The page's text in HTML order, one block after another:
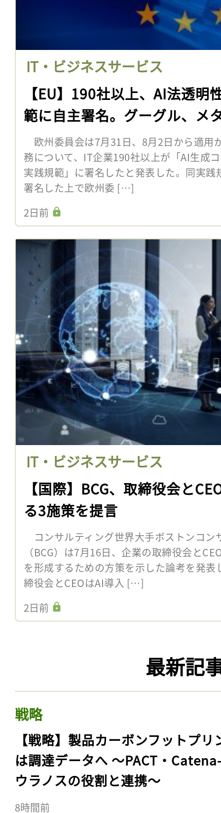
IT・ビジネスサービス
【EU】190社以上、AI法透明
範に自主署名。グーグル、メ
欧州委員会は7月31日、8月2日から適用
務について、IT企業190社以上が「AI生成
実践規範」に署名したと発表した。同実
署名した上で欧州委 […]
2日前
IT・ビジネスサービス
【国際】BCG、取締役会と
る3施策を提言
コンサルティング世界大手ボストンコン
（BCG）は7月16日、企業の取締役会と
を形成するための方策を示した論考を発
締役会とCEOはAI導入 […]
2日前
最新記
戦略
【戦略】製品カーボンフットプリ
は調達データへ 〜PACT・
ウラノスの役割と連携〜
8時間前